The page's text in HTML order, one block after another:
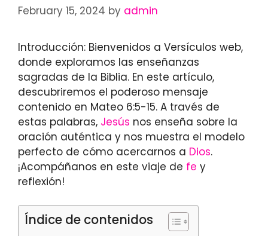
February 15, 2024 by admin
Introducción: Bienvenidos a Versículos web,
donde exploramos las enseñanzas
sagradas de la Biblia. En este artículo,
descubriremos el poderoso mensaje
contenido en Mateo 6:5-15. A través de
estas palabras, Jesús nos enseña sobre la
oración auténtica y nos muestra el modelo
perfecto de cómo acercarnos a Dios.
¡Acompáñanos en este viaje de fe y
reflexión!
Índice de contenidos